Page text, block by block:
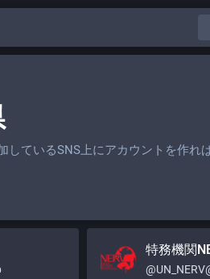
ているSNS上にアカウントを作れ
特務機関
@